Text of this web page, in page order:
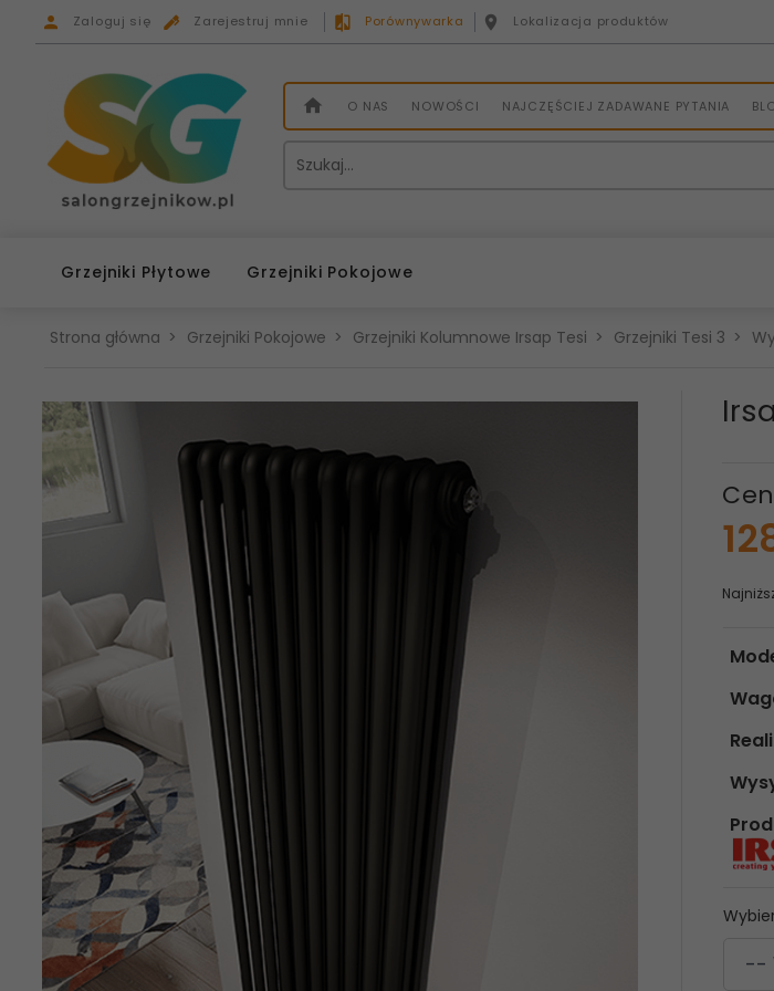
Zaloguj się Zarejestruj mnie Porównywarka Lokalizacja produktów
O NAS NOWOŚCI NAJCZĘŚCIEJ ZADAWANE PYTANIA
Grzejniki Płytowe Grzejniki Pokojowe
Strona główna Grzejniki Pokojowe Grzejniki Kolumnowe Irsap Tesi Grzejniki Tesi 3
--